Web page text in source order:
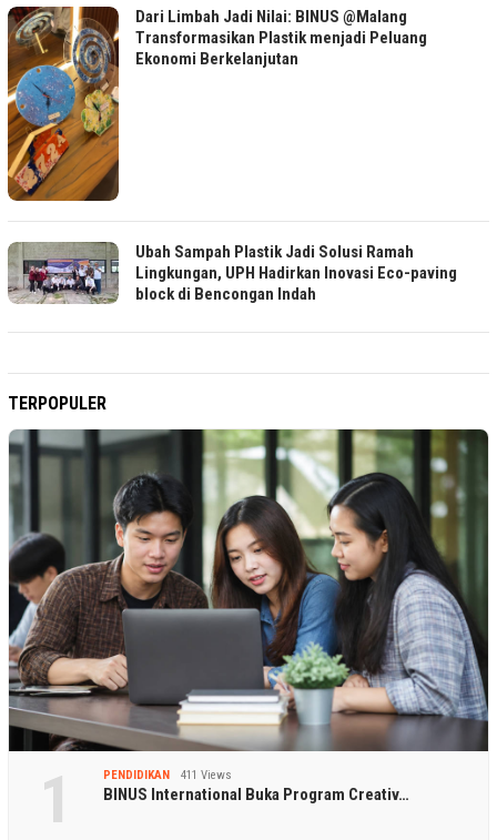
Dari Limbah Jadi Nilai: BINUS @Malang
Transformasikan Plastik menjadi Peluang
Ekonomi Berkelanjutan
Ubah Sampah Plastik Jadi Solusi Ramah
Lingkungan, UPH Hadirkan Inovasi Eco-paving
block di Bencongan Indah
TERPOPULER
1 PENDIDIKAN 411 Views
BINUS International Buka Program Creativ…